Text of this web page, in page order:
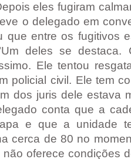
eles fugiram
o delegado em
que entre os fugitivos
deles se destaca.
Ele tentou
policial civil. Ele tem
dos juris dele estava
conta que a
e que a unidade
cerca de 80 no
não oferece condições